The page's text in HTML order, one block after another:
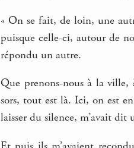
« On se fait, de loin, une
puisque celle-ci, autour de
répondu un autre.
Que prenons-nous à la
sors, tout est là. Ici, on est
laisser du silence, m’avait dit